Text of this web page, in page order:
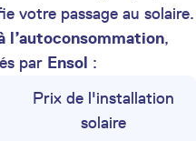
votre passage au solaire.
l’autoconsommation,
par Ensol :
Prix de l'installation
solaire